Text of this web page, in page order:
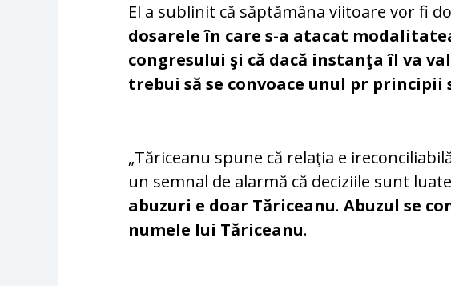
El a sublinit că săptămâna viitoare vor fi
dosarele în care s-a atacat
congresului şi că dacă instanţa îl va
trebui să se convoace unul pr
„Tăriceanu spune că relaţia e
un semnal de alarmă că deciziile sunt
abuzuri e doar Tăriceanu.Abuzul se
numele lui Tăriceanu.